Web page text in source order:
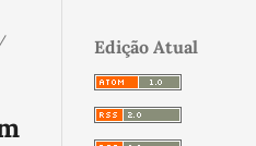
/
Edição Atual